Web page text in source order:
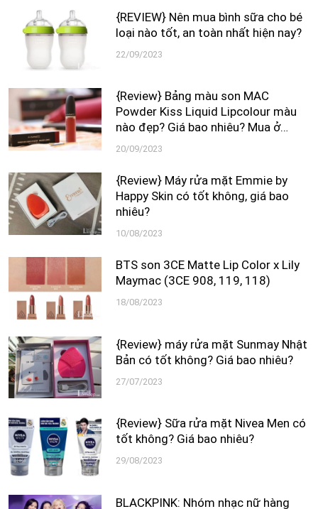
{REVIEW} Nên mua bình sữa cho bé
loại nào tốt, an toàn nhất hiện nay?
22/09/2023
{Review} Bảng màu son MAC
Powder Kiss Liquid Lipcolour màu
nào đẹp? Giá bao nhiêu? Mua ở
đâu?
20/09/2023
{Review} Máy rửa mặt Emmie by
Happy Skin có tốt không, giá bao
nhiêu?
10/08/2023
BTS son 3CE Matte Lip Color x Lily
Maymac (3CE 908, 119, 118)
18/08/2023
{Review} máy rửa mặt Sunmay Nhật
Bản có tốt không? Giá bao nhiêu?
27/07/2023
{Review} Sữa rửa mặt Nivea Men có
tốt không? Giá bao nhiêu?
29/08/2023
BLACKPINK: Nhóm nhạc nữ hàng